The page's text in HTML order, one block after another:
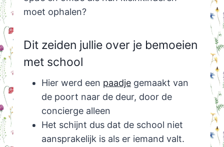
moet ophalen?
Dit zeiden jullie over je bemoeien
met school
Hier werd een paadjegemaakt van
de poort naar de deur, door de
concierge alleen
Het schijnt dus dat de school niet
aansprakelijk is als er iemand valt.